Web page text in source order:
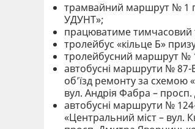
трамвайний маршрут № 1
УДУНТ»;
працюватиме тимчасовий
тролейбус «кільце Б»
тролейбусний маршрут №
автобусні маршрути № 87-
об’їзд ремонту за схемою
вул. Андрія Фабра –
автобусні маршрути №
«Центральний міст – вул.